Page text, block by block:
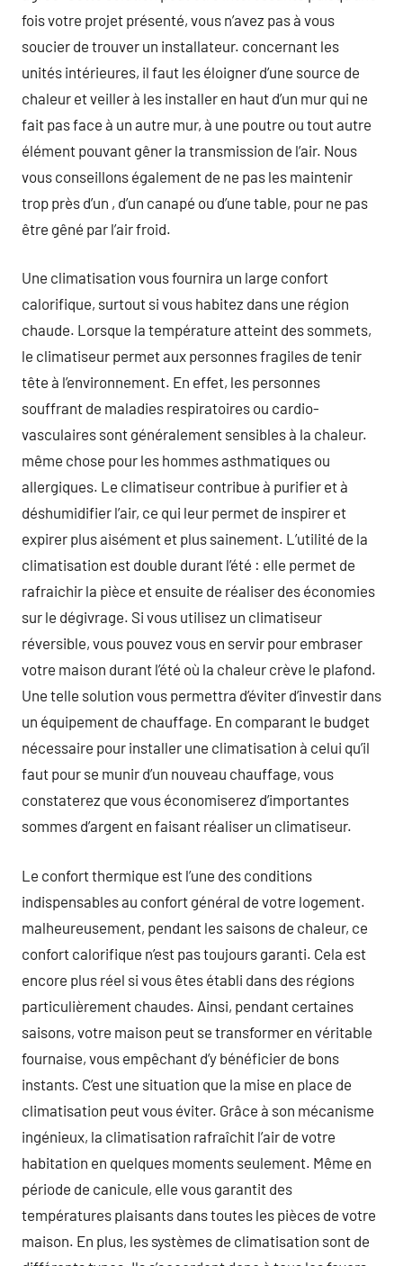
fois votre projet présenté, vous n’avez pas à vous
soucier de trouver un installateur. concernant les
unités intérieures, il faut les éloigner d’une source de
chaleur et veiller à les installer en haut d’un mur qui ne
fait pas face à un autre mur, à une poutre ou tout autre
élément pouvant gêner la transmission de l’air. Nous
vous conseillons également de ne pas les maintenir
trop près d’un , d’un canapé ou d’une table, pour ne pas
être gêné par l’air froid.
Une climatisation vous fournira un large confort
calorifique, surtout si vous habitez dans une région
chaude. Lorsque la température atteint des sommets,
le climatiseur permet aux personnes fragiles de tenir
tête à l’environnement. En effet, les personnes
souffrant de maladies respiratoires ou cardio-
vasculaires sont généralement sensibles à la chaleur.
même chose pour les hommes asthmatiques ou
allergiques. Le climatiseur contribue à purifier et à
déshumidifier l’air, ce qui leur permet de inspirer et
expirer plus aisément et plus sainement. L’utilité de la
climatisation est double durant l’été : elle permet de
rafraichir la pièce et ensuite de réaliser des économies
sur le dégivrage. Si vous utilisez un climatiseur
réversible, vous pouvez vous en servir pour embraser
votre maison durant l’été où la chaleur crève le plafond.
Une telle solution vous permettra d’éviter d’investir dans
un équipement de chauffage. En comparant le budget
nécessaire pour installer une climatisation à celui qu’il
faut pour se munir d’un nouveau chauffage, vous
constaterez que vous économiserez d’importantes
sommes d’argent en faisant réaliser un climatiseur.
Le confort thermique est l’une des conditions
indispensables au confort général de votre logement.
malheureusement, pendant les saisons de chaleur, ce
confort calorifique n’est pas toujours garanti. Cela est
encore plus réel si vous êtes établi dans des régions
particulièrement chaudes. Ainsi, pendant certaines
saisons, votre maison peut se transformer en véritable
fournaise, vous empêchant d’y bénéficier de bons
instants. C’est une situation que la mise en place de
climatisation peut vous éviter. Grâce à son mécanisme
ingénieux, la climatisation rafraîchit l’air de votre
habitation en quelques moments seulement. Même en
période de canicule, elle vous garantit des
températures plaisants dans toutes les pièces de votre
maison. En plus, les systèmes de climatisation sont de